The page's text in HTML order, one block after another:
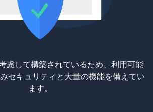
慮して構築されているため、利用可能
セキュリティと大量の機能を備えてい
ます。